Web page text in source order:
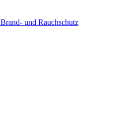
Brand- und Rauchschutz​